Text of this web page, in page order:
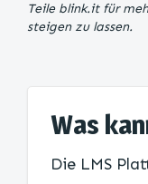
Teile blink.it für
steigen zu lassen.
Was
Die LMS